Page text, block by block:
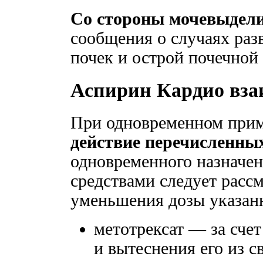
Со стороны
сообщения о случаях
почек и острой почечной
Аспирин Кардио
При одновременном
действие
одновременного
средствами следует
уменьшения дозы
метотрексат — за
и вытеснения его из